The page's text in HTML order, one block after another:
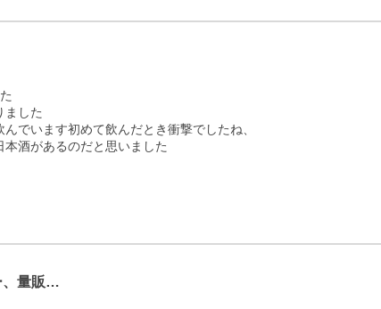
ました
でいます初めて飲んだとき衝撃でしたね、
酒があるのだと思いました
、量販…